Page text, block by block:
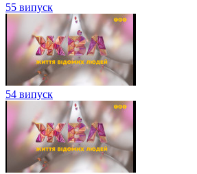
55 випуск
54 випуск